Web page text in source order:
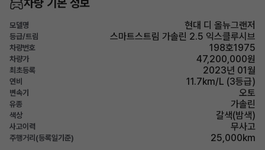
차량 기본 정보
모델명 현대 디 올뉴그랜저
등급/트림 스마트스트림 가솔린 2.5 익스클루시브
차량번호 198호1975
차량가 47,200,000원
최초등록 2023년 01월
연비 11.7km/L (3등급)
변속기 오토
유종 가솔린
색상 갈색(밤색)
사고이력 무사고
주행거리(등록일기준) 25,000km